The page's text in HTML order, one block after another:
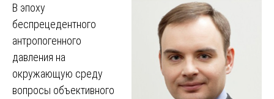
В эпоху
беспрецедентного
антропогенного
давления на
окружающую среду
вопросы объективного